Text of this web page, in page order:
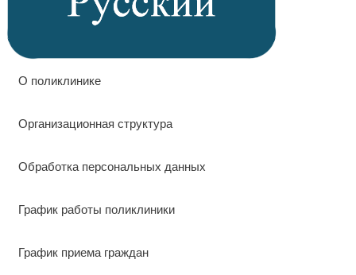
О поликлинике
Организационная структура
Обработка персональных данных
График работы поликлиники
График приема граждан